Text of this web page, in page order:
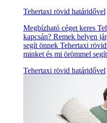
Tehertaxi rövid határidővel
Megbízható céget keres
kapcsán? Remek helyen
segít önnek Tehertaxi
minket és mi örömmel
Tehertaxi rövid határidővel